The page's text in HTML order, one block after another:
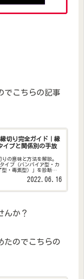
でこちらの記事
切り完全ガイド｜縁
イプと関係別の手放
の意味と方法を解説。
イプ（バンパイア型・カ
型・毒素型）」を診断チ
介。職場・家族・友人・
と、縁切りの後に起こる
2022.06.16
んか？
たのでこちらの